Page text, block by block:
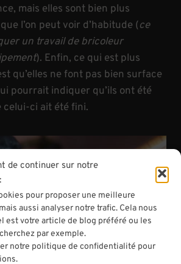
de continuer sur notre
pour proposer une meilleure
aussi analyser notre trafic. Cela nous
est votre article de blog préféré ou les
par exemple.
notre politique de confidentialité pour
mais elles sont bien plus
l’on peut voir d’habitude (ce
un travail de bricoleur
). Enfin, ce qui est plus
qu’elles ne font pas bien surface
pourrait indiquer qu’ils ont été
celui-ci ait été fini.